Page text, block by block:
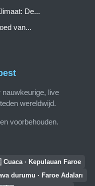
live
wereldwijd.
voorbehouden.
De...
van...
Cuaca · Kepulauan Faroe
durumu · Faroe Adaları